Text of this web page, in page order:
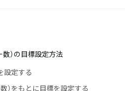
）の目標設定方法
設定する
）をもとに目標を設定する